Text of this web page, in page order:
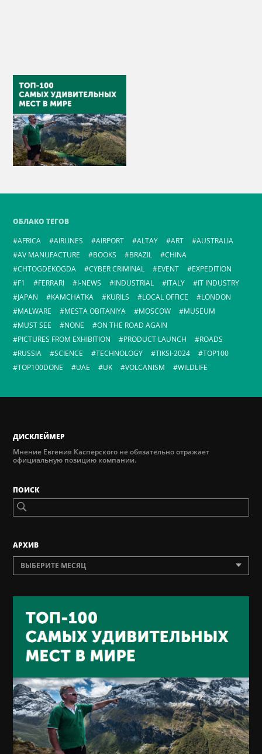
ОБЛАКО ТЕГОВ
AFRICA
AIRLINES AIRPORT ALTAY ART
AUSTRALIA
AV MANUFACTURE
BOOKS BRAZIL
CHINA
CHTOGDEKOGDA
CYBER CRIMINAL EVENT
EXPEDITION
F1
FERRARI I-NEWS INDUSTRIAL ITALY
IT INDUSTRY
JAPAN
KAMCHATKA KURILS LOCAL OFFICE
LONDON
MALWARE
MESTA OBITANIYA MOSCOW
MUSEUM
MUST SEE
NONE
ON THE ROAD AGAIN
PICTURES FROM EXHIBITION
PRODUCT LAUNCH
ROADS
RUSSIA
SCIENCE TECHNOLOGY TIKSI-2024
TOP100
TOP100DONE
UAE UK VOLCANISM WILDLIFE
ДИСКЛЕЙМЕР
Мнение Евгения Касперского не обязательно отражает
официальную позицию компании.
ПОИСК
AРХИВ
ВЫБЕРИТЕ МЕСЯЦ